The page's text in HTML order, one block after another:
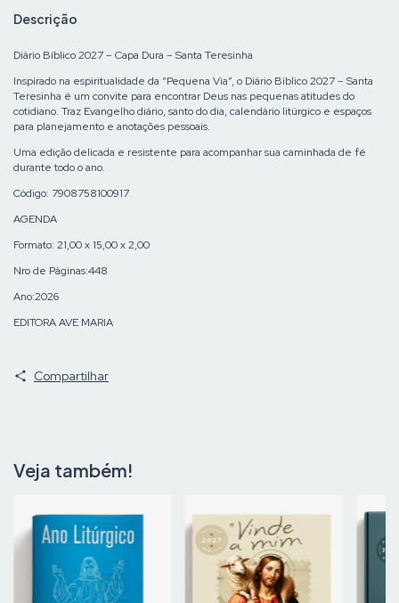
Descrição
Diário Bíblico 2027 – Capa Dura – Santa Teresinha
Inspirado na espiritualidade da “Pequena Via”, o Diário Bíblico 2027 – Santa
Teresinha é um convite para encontrar Deus nas pequenas atitudes do
cotidiano. Traz Evangelho diário, santo do dia, calendário litúrgico e espaços
para planejamento e anotações pessoais.
Uma edição delicada e resistente para acompanhar sua caminhada de fé
durante todo o ano.
Código: 7908758100917
AGENDA
Formato: 21,00 x 15,00 x 2,00
Nro de Páginas:448
Ano:2026
EDITORA AVE MARIA
Compartilhar
Veja também!